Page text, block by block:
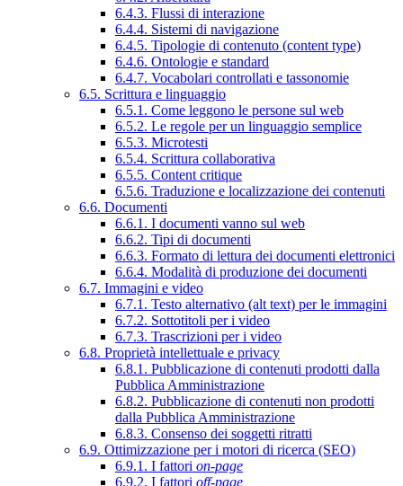
6.4.3. Flussi di interazione
6.4.4. Sistemi di navigazione
6.4.5. Tipologie di contenuto (content type)
6.4.6. Ontologie e standard
6.4.7. Vocabolari controllati e tassonomie
6.5. Scrittura e linguaggio
6.5.1. Come leggono le persone sul web
6.5.2. Le regole per un linguaggio semplice
6.5.3. Microtesti
6.5.4. Scrittura collaborativa
6.5.5. Content critique
6.5.6. Traduzione e localizzazione dei contenuti
6.6. Documenti
6.6.1. I documenti vanno sul web
6.6.2. Tipi di documenti
6.6.3. Formato di lettura dei documenti elettronici
6.6.4. Modalità di produzione dei documenti
6.7. Immagini e video
6.7.1. Testo alternativo (alt text) per le immagini
6.7.2. Sottotitoli per i video
6.7.3. Trascrizioni per i video
6.8. Proprietà intellettuale e privacy
6.8.1. Pubblicazione di contenuti prodotti dalla
Pubblica Amministrazione
6.8.2. Pubblicazione di contenuti non prodotti
dalla Pubblica Amministrazione
6.8.3. Consenso dei soggetti ritratti
6.9. Ottimizzazione per i motori di ricerca (SEO)
6.9.1. I fattori on-page
6.9.2. I fattori off-page